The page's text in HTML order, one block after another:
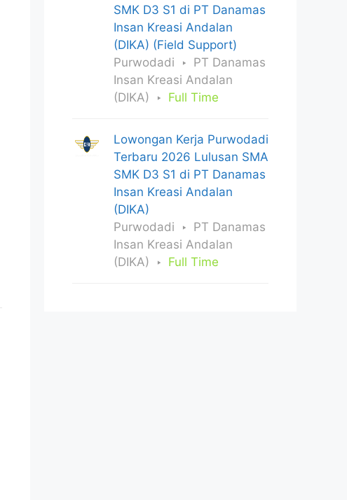
SMK D3 S1 di PT Danamas
Insan Kreasi Andalan
(DIKA) (Field Support)
Purwodadi
PT Danamas
Insan Kreasi Andalan
(DIKA)
Full Time
Lowongan Kerja Purwodadi
Terbaru 2026 Lulusan SMA
SMK D3 S1 di PT Danamas
Insan Kreasi Andalan
(DIKA)
Purwodadi
PT Danamas
Insan Kreasi Andalan
(DIKA)
Full Time